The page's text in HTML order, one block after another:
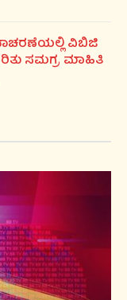
ವಿಬಿಜಿ
ಸಮಗ್ರ ಮಾಹಿತಿ